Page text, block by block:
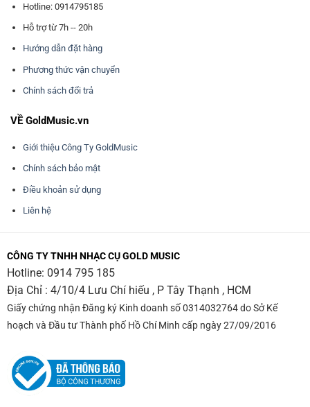
Hotline: 0914795185
Hỗ trợ từ 7h -- 20h
Hướng dẫn đặt hàng
Phương thức vận chuyển
Chính sách đổi trả
VỀ GoldMusic.vn
Giới thiệu Công Ty GoldMusic
Chính sách bảo mật
Điều khoản sử dụng
Liên hệ
CÔNG TY TNHH NHẠC CỤ GOLD MUSIC
Hotline: 0914 795 185
Địa Chỉ : 4/10/4 Lưu Chí hiếu , P Tây Thạnh , HCM
Giấy chứng nhận Đăng ký Kinh doanh số 0314032764 do Sở Kế
hoạch và Đầu tư Thành phố Hồ Chí Minh cấp ngày 27/09/2016